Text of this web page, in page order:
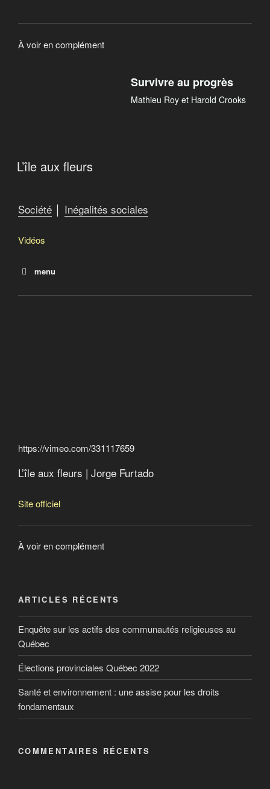
À voir en complément
Survivre au progrès
Mathieu Roy et Harold Crooks
L’île aux fleurs
Société │ Inégalités sociales
Vidéos
menu
https://vimeo.com/331117659
L’île aux fleurs | Jorge Furtado
Site officiel
À voir en complément
ARTICLES RÉCENTS
Enquête sur les actifs des communautés religieuses au
Québec
Élections provinciales Québec 2022
Santé et environnement : une assise pour les droits
fondamentaux
COMMENTAIRES RÉCENTS